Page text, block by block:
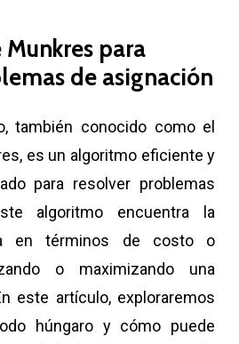
para
de asignación
también conocido como el
es un algoritmo eficiente y
para resolver problemas
algoritmo encuentra la
en términos de costo o
o maximizando una
este artículo, exploraremos
húngaro y cómo puede